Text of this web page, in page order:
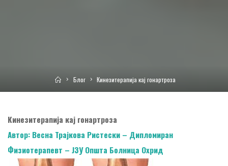
HomeБлог Кинезитерапија кај гонартроза
Кинезитерапија кај гонартроза
Автор: Весна Трајкова Ристески – Дипломиран
Физиотерапевт – ЈЗУ Општа Болница Охрид